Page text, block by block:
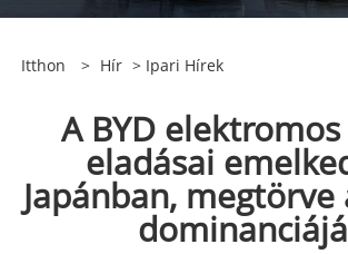
Itthon > Hír > Ipari Hírek
A BYD
eladásai
Japánban, megtörve